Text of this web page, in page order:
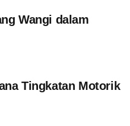
Wangi dalam
Tingkatan Motorik